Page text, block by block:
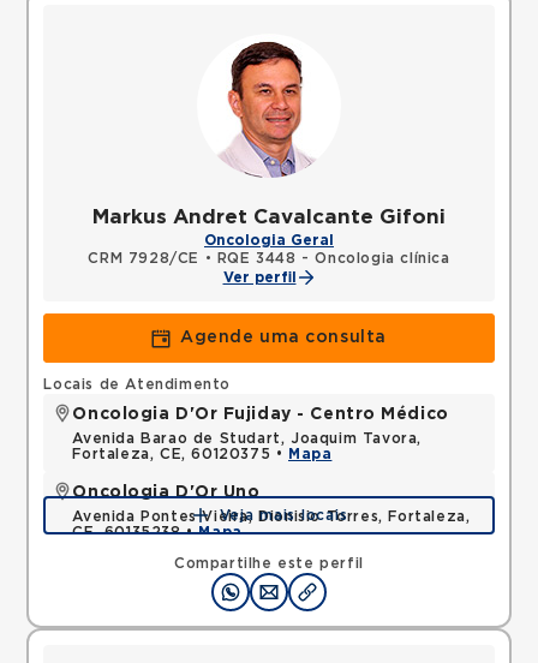
Markus Andret Cavalcante Gifoni
Oncologia Geral
CRM 7928/CE
•
RQE 3448 - Oncologia clínica
Ver perfil
Agende uma consulta
Compartilhe este perfil
Locais de Atendimento
Oncologia D'Or Fujiday - Centro Médico
Avenida Barao de Studart, Joaquim Tavora,
Fortaleza, CE, 60120375 •
Mapa
Oncologia D'Or Uno
Avenida Pontes Vieira, Dionisio Torres, Fortaleza,
CE, 60135238 •Mapa
Veja mais locais